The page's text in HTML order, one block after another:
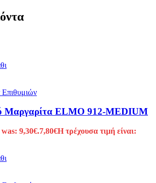
Μαργαρίτα ELMO 912-MEDIUM
9,30€.7,80€Η τρέχουσα τιμή είναι: